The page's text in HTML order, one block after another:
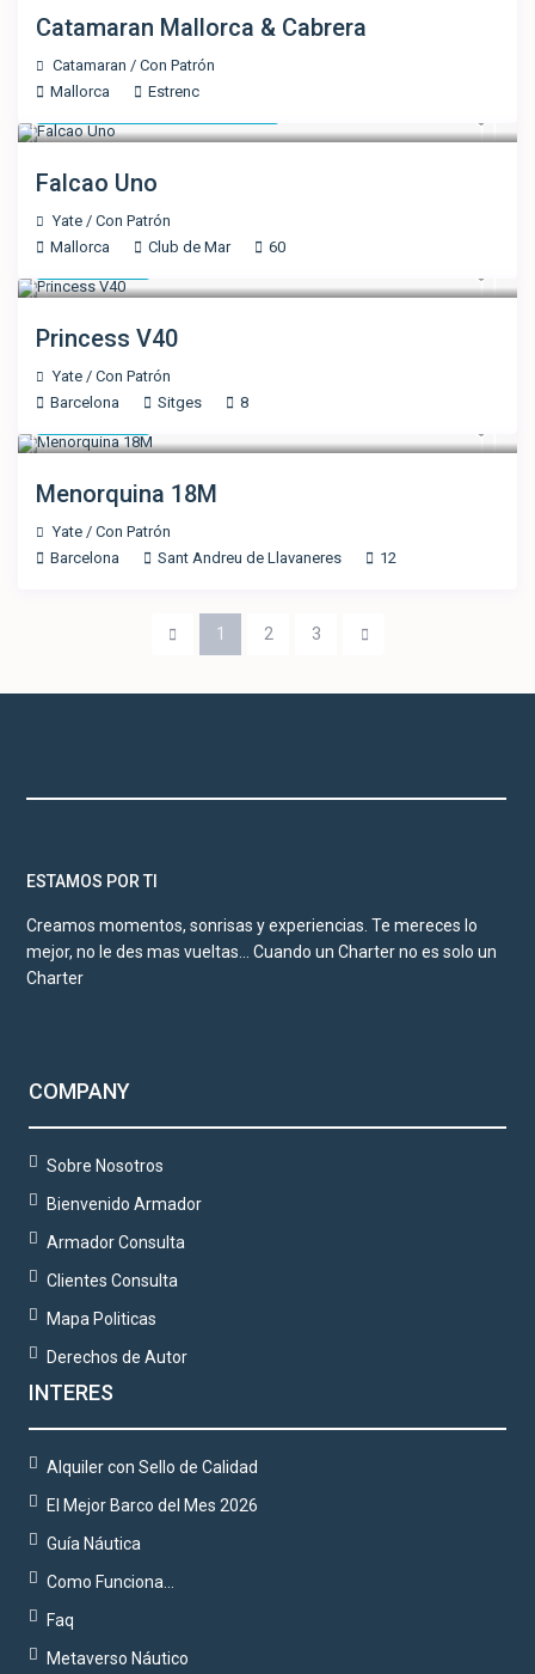
Catamaran Mallorca & Cabrera
Catamaran /Con Patrón
Mallorca
Estrenc
Falcao Uno
Yate /Con Patrón
Mallorca
Club de Mar 60
Princess V40
Yate /Con Patrón
Barcelona
Sitges 8
Menorquina 18M
Yate /Con Patrón
Barcelona
Sant Andreu de Llavaneres 12
1 2 3
ESTAMOS POR TI
Creamos momentos, sonrisas y experiencias. Te mereces lo
mejor, no le des mas vueltas… Cuando un Charter no es solo un
Charter
COMPANY
Sobre Nosotros
Bienvenido Armador
Armador Consulta
Clientes Consulta
Mapa Politicas
Derechos de Autor
INTERES
Alquiler con Sello de Calidad
El Mejor Barco del Mes 2026
Guía Náutica
Como Funciona…
Faq
Metaverso Náutico